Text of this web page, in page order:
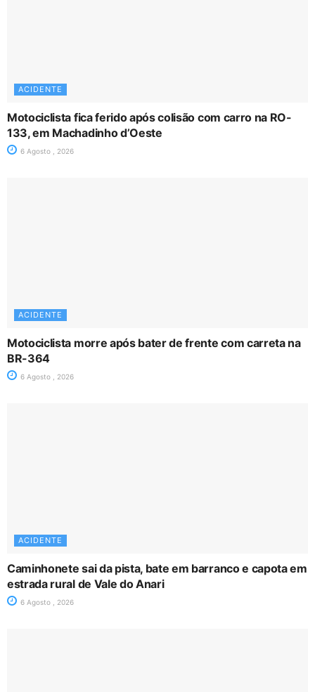
ACIDENTE
Motociclista fica ferido após colisão com carro na RO-
133, em Machadinho d’Oeste
6 Agosto , 2026
ACIDENTE
Motociclista morre após bater de frente com carreta na
BR-364
6 Agosto , 2026
ACIDENTE
Caminhonete sai da pista, bate em barranco e capota em
estrada rural de Vale do Anari
6 Agosto , 2026